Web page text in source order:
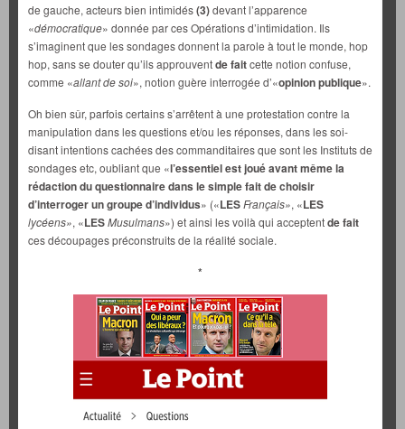
de gauche, acteurs bien intimidés(3)devant l’apparence
«démocratique» donnée par ces Opérations d’intimidation. Ils
s’imaginent que les sondages donnent la parole à tout le monde, hop
hop, sans se douter qu’ils approuventde faitcette notion confuse,
comme «allant de soi», notion guère interrogée d’«opinion publique».
Oh bien sûr, parfois certains s’arrêtent à une protestation contre la
manipulation dans les questions et/ou les réponses, dans les soi-
disant intentions cachées des commanditaires que sont les Instituts de
sondages etc, oubliant que «l’essentiel est joué avant même la
rédaction du questionnaire dans le simple fait de choisir
d’interroger un groupe d’individus» («LESFrançais», «LES
lycéens», «LESMusulmans») et ainsi les voilà qui acceptentde fait
ces découpages préconstruits de la réalité sociale.
*